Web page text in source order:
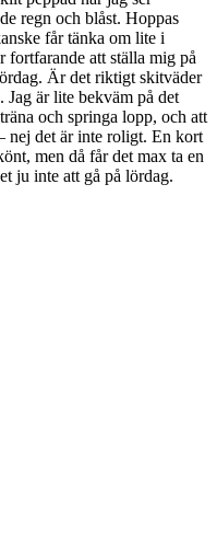
regn och blåst. Hoppas
får tänka om lite i
fortfarande att ställa mig på
Är det riktigt skitväder
är lite bekväm på det
och springa lopp, och att
nej det är inte roligt. En kort
men då får det max ta en
ju inte att gå på lördag.